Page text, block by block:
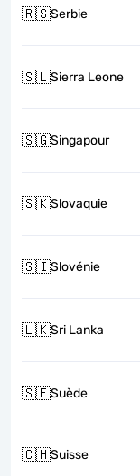
🇷🇸Serbie
🇸🇱Sierra Leone
🇸🇬Singapour
🇸🇰Slovaquie
🇸🇮Slovénie
🇱🇰Sri Lanka
🇸🇪Suède
🇨🇭Suisse